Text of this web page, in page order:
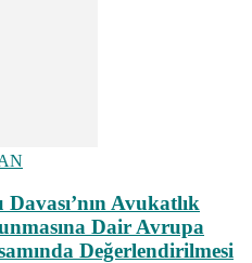
Avukatlık
Dair Avrupa
Değerlendirilmesi